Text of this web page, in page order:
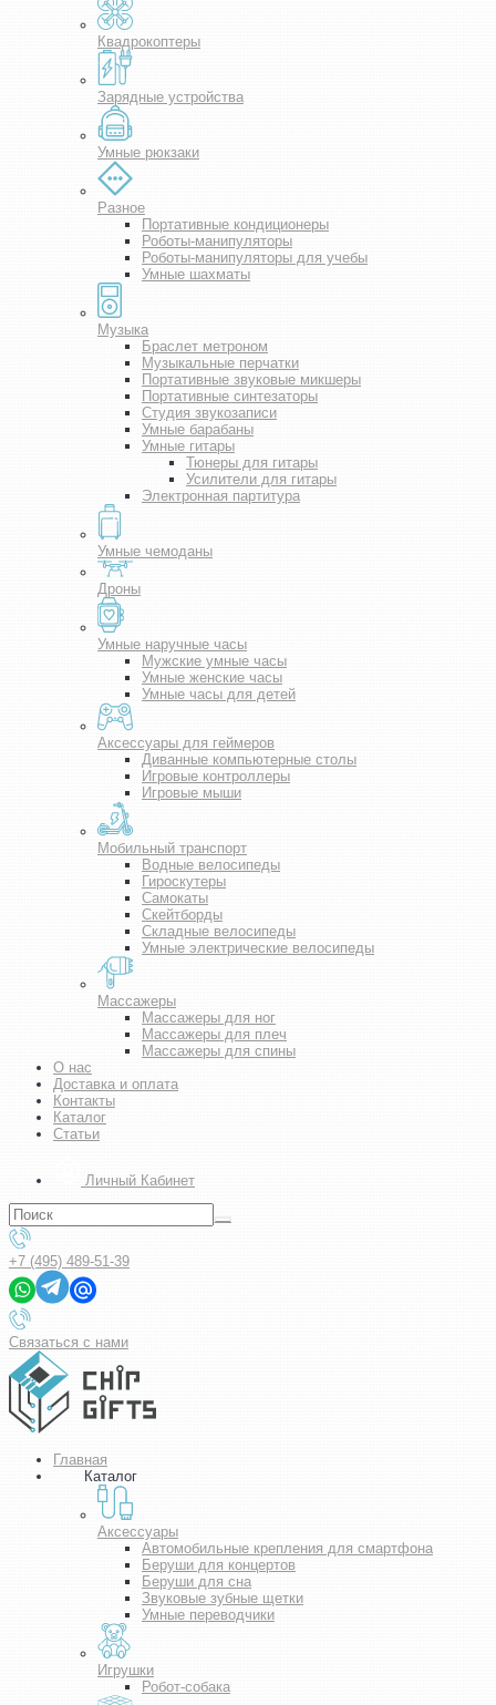
Квадрокоптеры
Зарядные устройства
Умные рюкзаки
Разное
Портативные кондиционеры
Роботы-манипуляторы
Роботы-манипуляторы для учебы
Умные шахматы
Музыка
Браслет метроном
Музыкальные перчатки
Портативные звуковые микшеры
Портативные синтезаторы
Студия звукозаписи
Умные барабаны
Умные гитары
Тюнеры для гитары
Усилители для гитары
Электронная партитура
Умные чемоданы
Дроны
Умные наручные часы
Мужские умные часы
Умные женские часы
Умные часы для детей
Аксессуары для геймеров
Диванные компьютерные столы
Игровые контроллеры
Игровые мыши
Мобильный транспорт
Водные велосипеды
Гироскутеры
Самокаты
Скейтборды
Складные велосипеды
Умные электрические велосипеды
Массажеры
Массажеры для ног
Массажеры для плеч
Массажеры для спины
О нас
Доставка и оплата
Контакты
Каталог
Статьи
Личный Кабинет
+7 (495) 489-51-39
Связаться с нами
Главная
Каталог
Аксессуары
Автомобильные крепления для смартфона
Беруши для концертов
Беруши для сна
Звуковые зубные щетки
Умные переводчики
Игрушки
Робот-собака